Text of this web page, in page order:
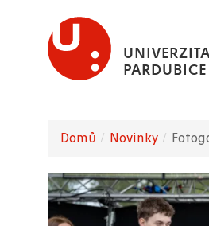
hlavnímu
PARDUBICE
navigace
Domů Novinky